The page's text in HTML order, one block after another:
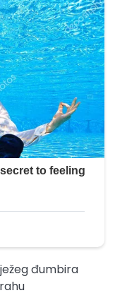
đumbira